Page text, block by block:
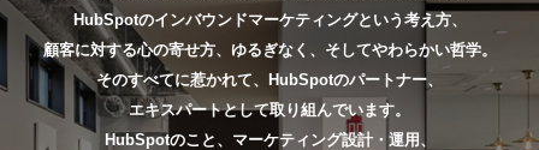
HubSpotのインバウンドマーケティングという考え方、
顧客に対する心の寄せ方、ゆるぎなく、そしてやわらかい哲学。
そのすべてに惹かれて、HubSpotのパートナー、
エキスパートとして取り組んでいます。
HubSpotのこと、マーケティング設計・運用、